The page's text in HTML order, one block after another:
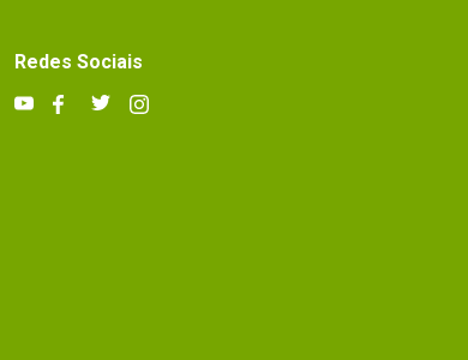
Redes Sociais